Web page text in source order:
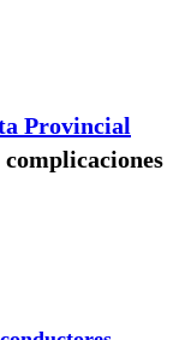
Provincial
complicaciones